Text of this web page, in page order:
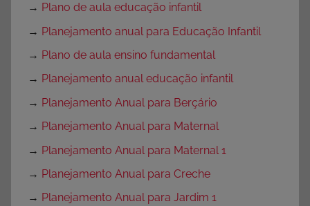
→ Plano de aula educação infantil
→ Planejamento anual para Educação Infantil
→ Plano de aula ensino fundamental
→ Planejamento anual educação infantil
→ Planejamento Anual para Berçário
→ Planejamento Anual para Maternal
→ Planejamento Anual para Maternal 1
→ Planejamento Anual para Creche
→ Planejamento Anual para Jardim 1